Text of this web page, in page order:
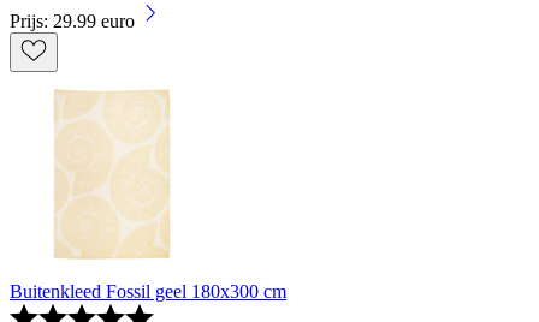
Prijs: 29.99 euro
Buitenkleed Fossil geel 180x300 cm